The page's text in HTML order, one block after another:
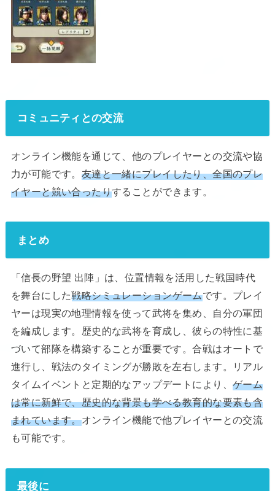
コミュニティとの交流
オンライン機能を通じて、他のプレイヤーとの交流や協
力が可能です。 友達と一緒にプレイしたり、全国のプレ
イヤーと競い合ったりすることができます。
まとめ
「信長の野望 出陣」は、位置情報を活用した戦国時代
を舞台にした戦略シミュレーションゲームです。プレイ
ヤーは現実の地理情報を使って武将を集め、自分の軍団
を編成します。歴史的な武将を育成し、彼らの特性に基
づいて部隊を構築することが重要です。合戦はオートで
進行し、戦法のタイミングが勝敗を左右します。リアル
タイムイベントと定期的なアップデートにより、 ゲーム
は常に新鮮で、歴史的な背景も学べる教育的な要素も含
まれています。オンライン機能で他プレイヤーとの交流
も可能です。
最後に